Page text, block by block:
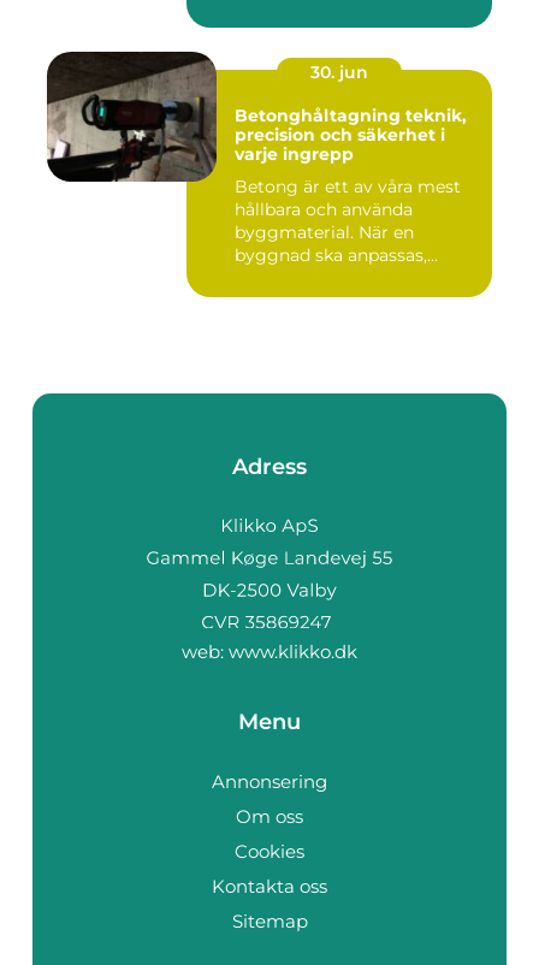
30. jun
Betonghåltagning teknik,
precision och säkerhet i
varje ingrepp
Betong är ett av våra mest
hållbara och använda
byggmaterial. När en
byggnad ska anpassas,
Adress
web: www.klikko.dk
Menu
Annonsering
Om oss
Cookies
Kontakta oss
Sitemap